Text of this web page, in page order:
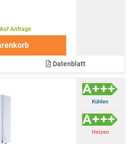
Anfrage
Datenblatt
Kühlen
Heizen